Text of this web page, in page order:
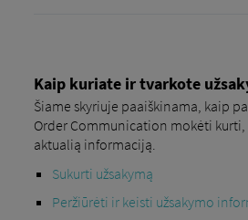
Kaip kuriate ir tvarkote
Šiame skyriuje paaiškinama, kaip
Order Communication mokėti
aktualią informaciją.
Sukurti užsakymą
Peržiūrėti ir keisti užsakymo